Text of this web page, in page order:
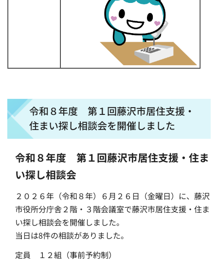
令和８年度 第１回藤沢市居住支援・
住まい探し相談会を開催しました
令和８年度 第１回藤沢市居住支援・住ま
い探し相談会
２０２６年（令和８年）６月２６日（金曜日）に、藤沢
市役所分庁舎２階・３階会議室で藤沢市居住支援・住ま
い探し相談会を開催しました。
当日は8件の相談がありました。
定員 １２組（事前予約制）